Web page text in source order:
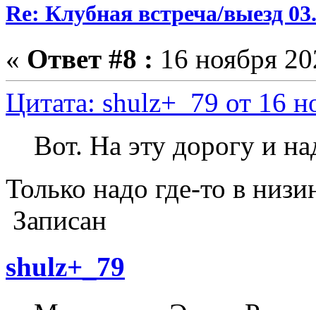
Re: Клубная встреча/выезд
« Ответ #8 : 16 ноября
Цитата: shulz+_79 от 16
Вот. На эту дорогу и
Только надо где-то в
Записан
shulz+_79